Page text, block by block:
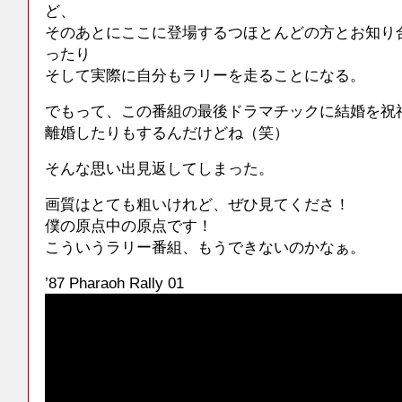
ど、
そのあとにここに登場するつほとんどの方とお知
ったり
そして実際に自分もラリーを走ることになる。
でもって、この番組の最後ドラマチックに結婚を
離婚したりもするんだけどね（笑）
そんな思い出見返してしまった。
画質はとても粗いけれど、ぜひ見てくださ！
僕の原点中の原点です！
こういうラリー番組、もうできないのかなぁ。
’87 Pharaoh Rally 01